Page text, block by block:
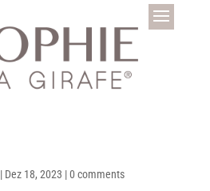
| Dez 18, 2023 |0 comments